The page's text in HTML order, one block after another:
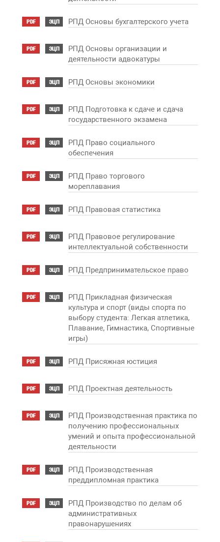
PDF ЭЦП РПД Основы бухгалтерского учета
PDF ЭЦП
РПД Основы организации и
деятельности адвокатуры
PDF ЭЦП РПД Основы экономики
PDF ЭЦП
РПД Подготовка к сдаче и сдача
государственного экзамена
PDF ЭЦП
РПД Право социального
обеспечения
PDF ЭЦП
РПД Право торгового
мореплавания
PDF ЭЦП РПД Правовая статистика
PDF ЭЦП
РПД Правовое регулирование
интеллектуальной собственности
PDF ЭЦП РПД Предпринимательское право
PDF ЭЦП
РПД Прикладная физическая
культура и спорт (виды спорта по
выбору студента: Легкая атлетика,
Плавание, Гимнастика, Спортивные
игры)
PDF ЭЦП РПД Присяжная юстиция
PDF ЭЦП РПД Проектная деятельность
PDF ЭЦП
РПД Производственная практика по
получению профессиональных
умений и опыта профессиональной
деятельности
PDF ЭЦП
РПД Производственная
преддипломная практика
PDF ЭЦП
РПД Производство по делам об
административных
правонарушениях